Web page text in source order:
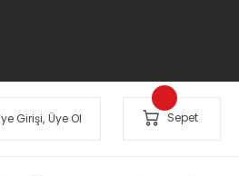
Girişi, Üye Ol Sepet